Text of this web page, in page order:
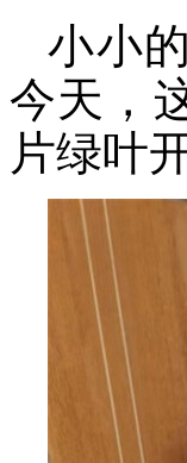
小小
今天，
片绿叶